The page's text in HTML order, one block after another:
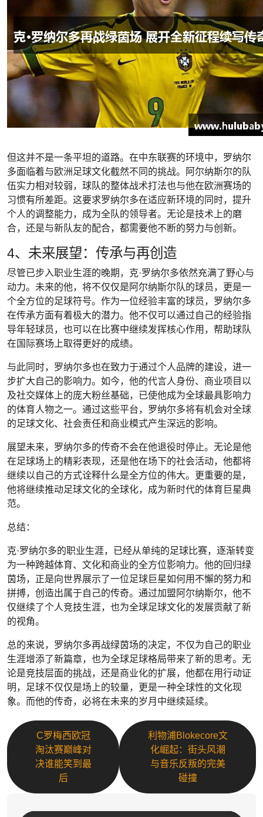
但这并不是一条平坦的道路。在中东联赛的环境中，罗纳尔
多面临着与欧洲足球文化截然不同的挑战。阿尔纳斯尔的队
伍实力相对较弱，球队的整体战术打法也与他在欧洲赛场的
习惯有所差距。这要求罗纳尔多在适应新环境的同时，提升
个人的调整能力，成为全队的领导者。无论是技术上的磨
合，还是与新队友的配合，都需要他不断的努力与创新。
4、未来展望：传承与再创造
尽管已步入职业生涯的晚期，克·罗纳尔多依然充满了野心与
动力。未来的他，将不仅仅是阿尔纳斯尔队的球员，更是一
个全方位的足球符号。作为一位经验丰富的球员，罗纳尔多
在传承方面有着极大的潜力。他不仅可以通过自己的经验指
导年轻球员，也可以在比赛中继续发挥核心作用，帮助球队
在国际赛场上取得更好的成绩。
与此同时，罗纳尔多也在致力于通过个人品牌的建设，进一
步扩大自己的影响力。如今，他的代言人身份、商业项目以
及社交媒体上的庞大粉丝基础，已使他成为全球最具影响力
的体育人物之一。通过这些平台，罗纳尔多将有机会对全球
的足球文化、社会责任和商业模式产生深远的影响。
展望未来，罗纳尔多的传奇不会在他退役时停止。无论是他
在足球场上的精彩表现，还是他在场下的社会活动，他都将
继续以自己的方式诠释什么是全方位的伟大。更重要的是，
他将继续推动足球文化的全球化，成为新时代的体育巨星典
范。
总结：
克·罗纳尔多的职业生涯，已经从单纯的足球比赛，逐渐转变
为一种跨越体育、文化和商业的全方位影响力。他的回归绿
茵场，正是向世界展示了一位足球巨星如何用不懈的努力和
拼搏，创造出属于自己的传奇。通过加盟阿尔纳斯尔，他不
仅继续了个人竞技生涯，也为全球足球文化的发展贡献了新
的视角。
总的来说，罗纳尔多再战绿茵场的决定，不仅为自己的职业
生涯增添了新篇章，也为全球足球格局带来了新的思考。无
论是竞技层面的挑战，还是商业化的扩展，他都在用行动证
明，足球不仅仅是场上的较量，更是一种全球性的文化现
象。而他的传奇，必将在未来的岁月中继续延续。
C罗梅西欧冠
淘汰赛巅峰对
决谁能笑到最
后
利物浦Blokecore文
化崛起：街头风潮
与音乐反叛的完美
碰撞